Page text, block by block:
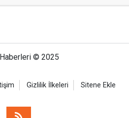
© 2025
Gizlilik İlkeleri Sitene Ekle